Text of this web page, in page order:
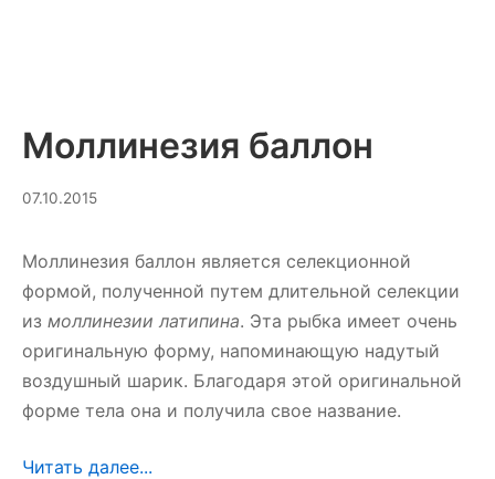
Моллинезия баллон
07.10.201510.03.2025
Моллинезия баллон является селекционной
формой, полученной путем длительной селекции
из моллинезии латипина. Эта рыбка имеет очень
оригинальную форму, напоминающую надутый
воздушный шарик. Благодаря этой оригинальной
форме тела она и получила свое название.
Читать далее...